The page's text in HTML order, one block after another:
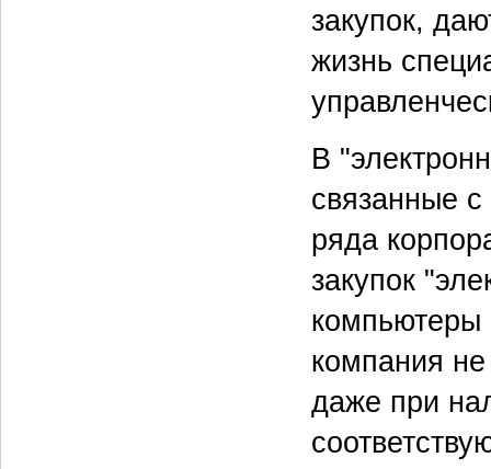
закупок,
жизнь
В
связанные
ряда
закупок
компания не
даже при